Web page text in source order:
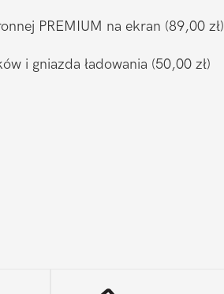
PREMIUM na ekran (89,00 zł)
i gniazda ładowania (50,00 zł)